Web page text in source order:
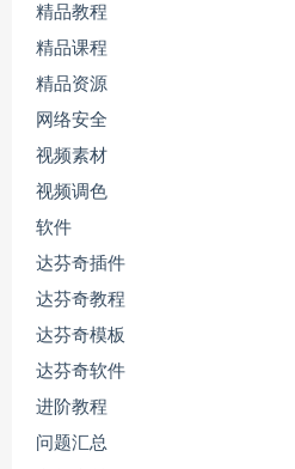
精品教程
精品课程
精品资源
网络安全
视频素材
视频调色
软件
达芬奇插件
达芬奇教程
达芬奇模板
达芬奇软件
进阶教程
问题汇总